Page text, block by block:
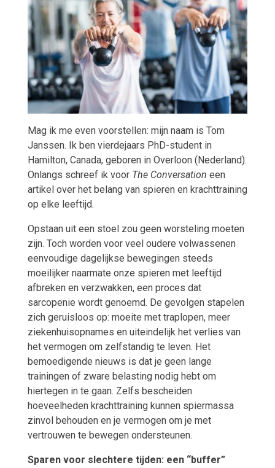
Mag ik me even voorstellen: mijn naam is Tom
Janssen. Ik ben vierdejaars PhD-student in
Hamilton, Canada, geboren in Overloon (Nederland).
Onlangs schreef ik voor The Conversation een
artikel over het belang van spieren en krachttraining
op elke leeftijd.
Opstaan uit een stoel zou geen worsteling moeten
zijn. Toch worden voor veel oudere volwassenen
eenvoudige dagelijkse bewegingen steeds
moeilijker naarmate onze spieren met leeftijd
afbreken en verzwakken, een proces dat
sarcopenie wordt genoemd. De gevolgen stapelen
zich geruisloos op: moeite met traplopen, meer
ziekenhuisopnames en uiteindelijk het verlies van
het vermogen om zelfstandig te leven. Het
bemoedigende nieuws is dat je geen lange
trainingen of zware belasting nodig hebt om
hiertegen in te gaan. Zelfs bescheiden
hoeveelheden krachttraining kunnen spiermassa
zinvol behouden en je vermogen om je met
vertrouwen te bewegen ondersteunen.
Sparen voor slechtere tijden: een “buffer”